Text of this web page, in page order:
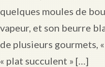
quelques moules de
vapeur, et son beurre
de plusieurs gourmets,
« plat succulent » […]